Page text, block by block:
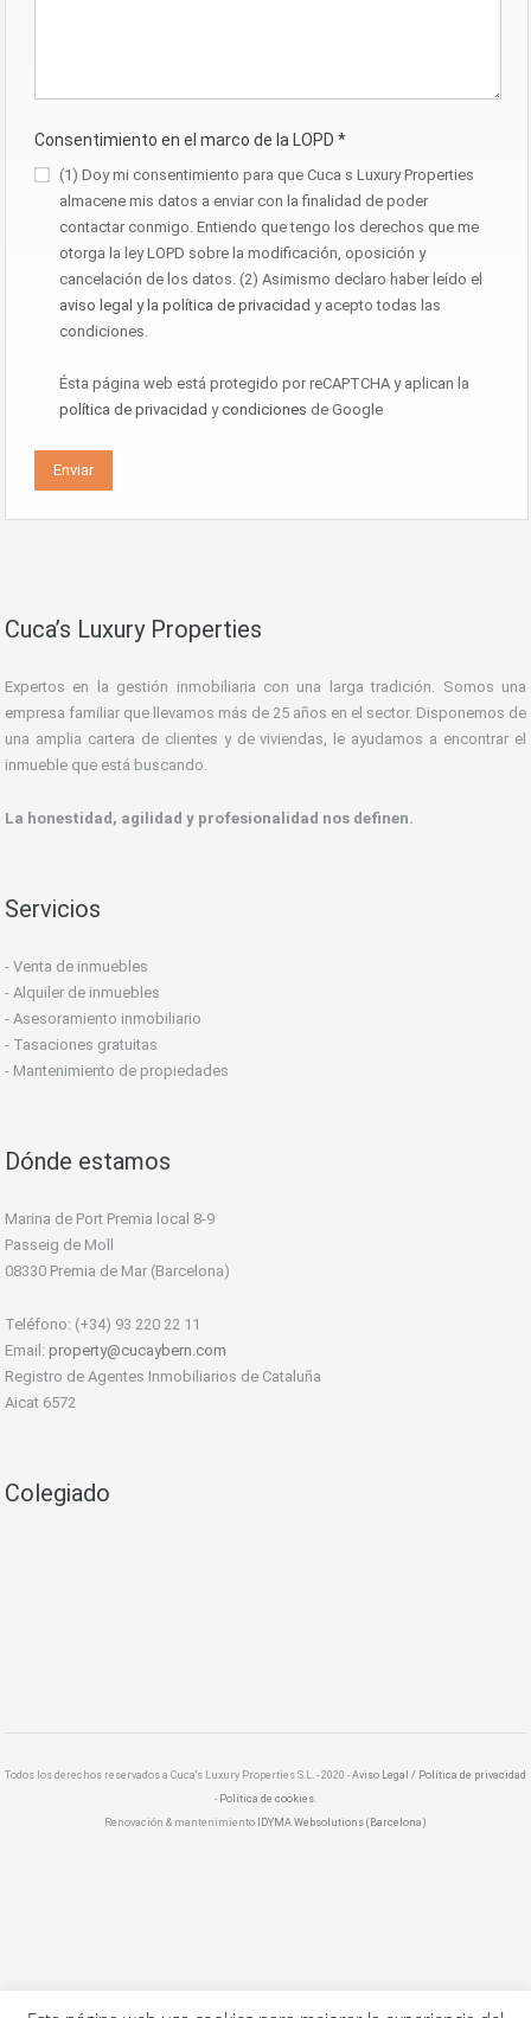
Consentimiento en el marco de la LOPD *
(1) Doy mi consentimiento para que Cuca s Luxury Properties
almacene mis datos a enviar con la finalidad de poder
contactar conmigo. Entiendo que tengo los derechos que me
otorga la ley LOPD sobre la modificación, oposición y
cancelación de los datos. (2) Asimismo declaro haber leído el
aviso legal y la política de privacidad y acepto todas las
condiciones.
Ésta página web está protegido por reCAPTCHA y aplican la
política de privacidad ycondiciones de Google
Cuca’s Luxury Properties
Expertos en la gestión inmobiliaria con una larga tradición. Somos una
empresa familiar que llevamos más de 25 años en el sector. Disponemos de
una amplia cartera de clientes y de viviendas, le ayudamos a encontrar el
inmueble que está buscando.
La honestidad, agilidad y profesionalidad nos definen.
Servicios
- Venta de inmuebles
- Alquiler de inmuebles
- Asesoramiento inmobiliario
- Tasaciones gratuitas
- Mantenimiento de propiedades
Dónde estamos
Marina de Port Premia local 8-9
Passeig de Moll
08330 Premia de Mar (Barcelona)
Teléfono: (+34) 93 220 22 11
Email: property@cucaybern.com
Registro de Agentes Inmobiliarios de Cataluña
Aicat 6572
Colegiado
Todos los derechos reservados a Cuca's Luxury Properties S.L. - 2020 -Aviso Legal / Política de privacidad
- Política de cookies.
Renovación & mantenimiento
IDYMA Websolutions (Barcelona)